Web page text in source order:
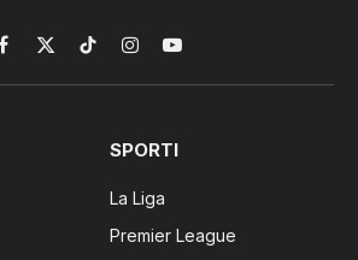
Facebook
X
(Twitter)
TikTokInstagramYouTube
SPORTI
La Liga
Premier League